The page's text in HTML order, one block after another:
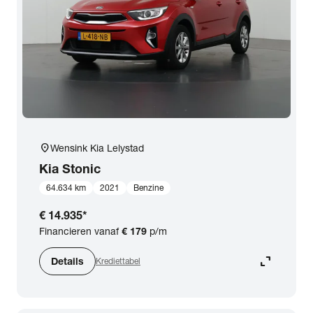
BTW (aftrekbaar) / Marge (BTW niet aftrekbaar)expand_more
Merk & Model
close
Kilometerstand
location_onWensink Kia Lelystad
Kia Stonic
64.634 km 2021 Benzine
€ 14.935*
Financieren vanaf€ 179 p/m
Details Krediettabel expand_content